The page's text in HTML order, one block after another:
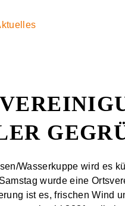
Wasserkuppe wird es
wurde eine
ist es, frischen Wind